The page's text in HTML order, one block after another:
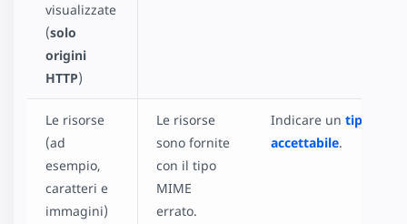
visualizzate
(solo
origini
HTTP)
Le risorse
(ad
esempio,
caratteri e
immagini)
Le risorse
sono fornite
con il tipo
MIME
errato.
Indicare un tipo
accettabile.